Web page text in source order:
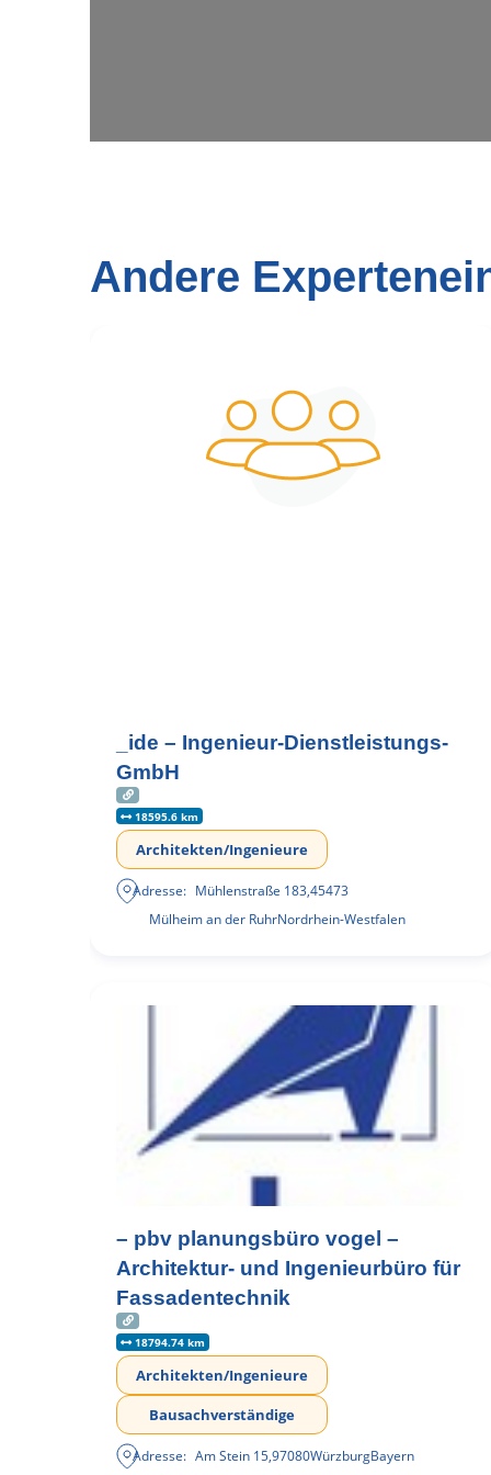
Andere
_ide – Ingenieur-Dienstleistungs-
GmbH
18595.6 km
Architekten/Ingenieure
Adresse: Mühlenstraße 183,45473
Mülheim an der RuhrNordrhein-Westfalen
– pbv planungsbüro vogel –
Architektur- und Ingenieurbüro für
Fassadentechnik
18794.74 km
Architekten/Ingenieure
Bausachverständige
Adresse: Am Stein 15,97080WürzburgBayern